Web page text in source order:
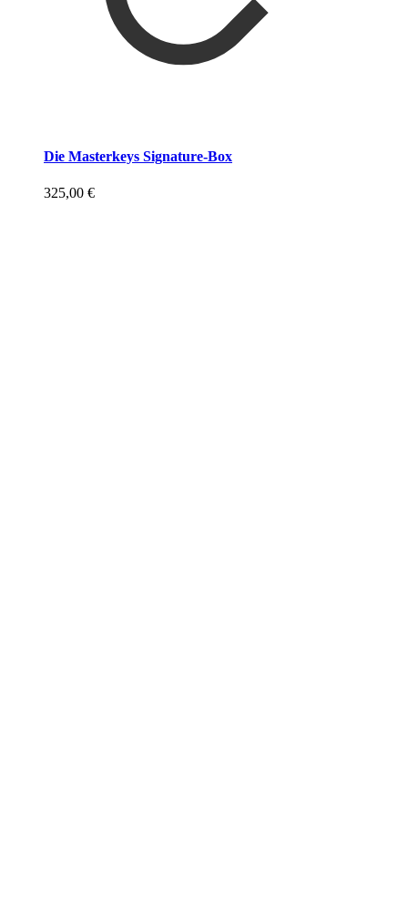
Die Masterkeys Signature-Box
325,00 €